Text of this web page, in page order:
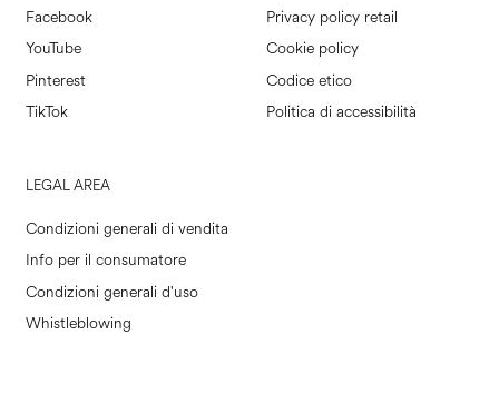
Facebook
YouTube
Pinterest
TikTok
Privacy policy retail
Cookie policy
Codice etico
Politica di accessibilità
LEGAL AREA
Condizioni generali di vendita
Info per il consumatore
Condizioni generali d'uso
Whistleblowing